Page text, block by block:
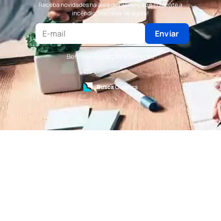
Terceirização de Portaria
Terceirização de Recepção
Terceirização de Recepcionista
Terceirização de Serviços de Recepcionistas
Treinamento de Bombeiro Civil
Treinamento de Bombeiros
Treinamento de Brigada
Treinamento de Brigada de Emergência
Treinamento de Brigada de Incêndio
Treinamento de Brigada de Incêndio Valor
Treinamento de Brigadista de Incêndio
Treinamento de Combate a Incêndio NR 23
Receba novidades na área de prevenção e combate a
incêndio. Inscreva-se agora!
Enviar
Benfire - Proteção e Serviços